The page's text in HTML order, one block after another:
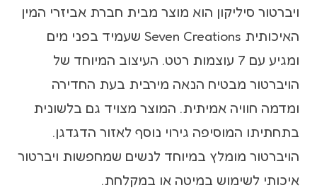
ויברטור סיליקון הוא מוצר מבית חברת אביזרי המין
האיכותית Seven Creations שעמיד בפני מים
ומגיע עם 7 עוצמות רטט. העיצוב המיוחד של
הויברטור מבטיח הנאה מירבית בעת החדירה
ומדמה חוויה אמיתית. המוצר מצויד גם בלשונית
בתחתיתו המוסיפה גירוי נוסף לאזור הדגדגן.
הויברטור מומלץ במיוחד לנשים שמחפשות ויברטור
איכותי לשימוש במיטה או במקלחת.